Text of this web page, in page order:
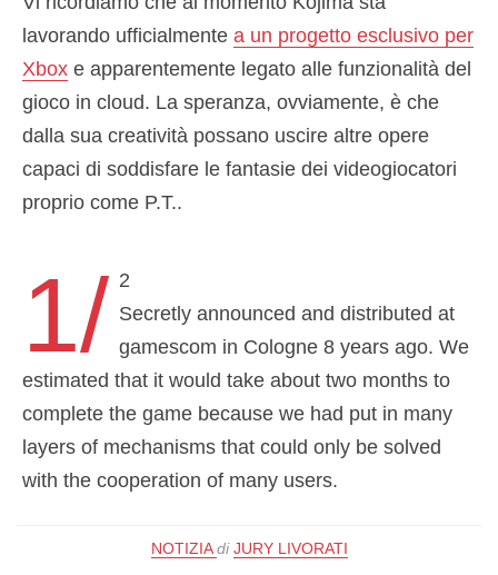
lavorando ufficialmente a un progetto esclusivo per
Xbox e apparentemente legato alle funzionalità del
gioco in cloud. La speranza, ovviamente, è che
dalla sua creatività possano uscire altre opere
capaci di soddisfare le fantasie dei videogiocatori
proprio come P.T..
1/ 2
Secretly announced and distributed at
gamescom in Cologne 8 years ago. We
estimated that it would take about two months to
complete the game because we had put in many
layers of mechanisms that could only be solved
with the cooperation of many users.
NOTIZIA di JURY LIVORATI